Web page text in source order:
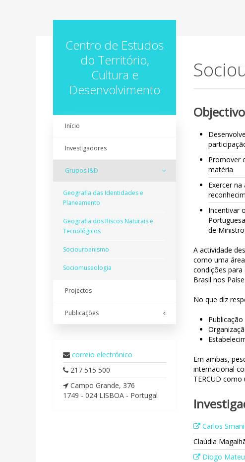
Promover
matéria
Exercer
Incentivar
de
A actividade
como uma
condições
Brasil nos
No que diz
Em ambas,
internacional
TERCUD
Carlos
Claúdia
Diogo
Centro de Estudos
do Território,
Cultura e
Desenvolvimento
Início
Investigadores
Grupos I&D
Geografia das Identidades e
Planeamento
Geografia dos Riscos Naturais e
Tecnológicos
Sociourbanismo
Sociomuseologia
Projectos
Publicações
correio electrónico
217 515 500
Campo Grande, 376
1749 -­ 024 LISBOA - Portugal